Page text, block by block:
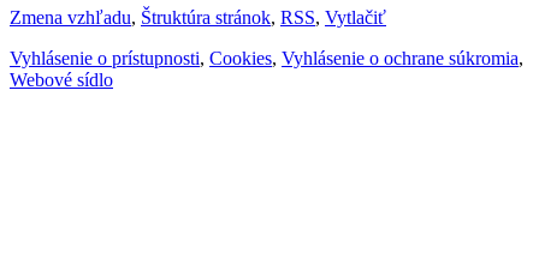
Zmena vzhľadu, Štruktúra stránok, RSS, Vytlačiť
Vyhlásenie o prístupnosti, Cookies, Vyhlásenie o ochrane súkromia,
Webové sídlo